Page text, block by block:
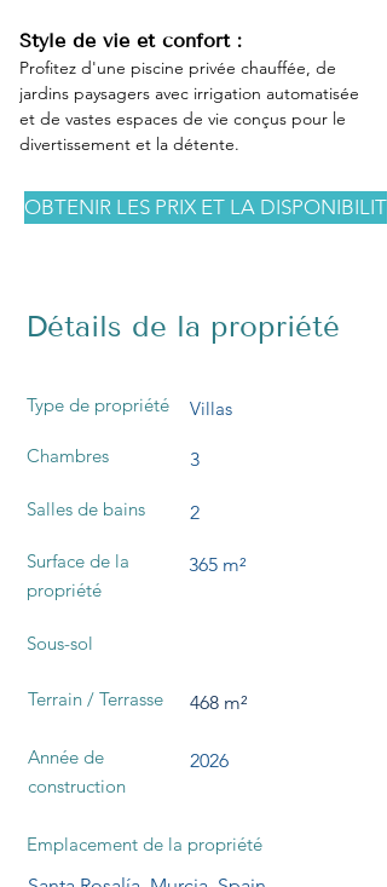
Style de vie et confort :
Profitez d'une piscine privée chauffée, de
jardins paysagers avec irrigation automatisée
et de vastes espaces de vie conçus pour le
divertissement et la détente.
OBTENIR LES PRIX ET LA DISPONIBILITÉ
Détails de la propriété
Type de propriété Villas
Chambres 3
Salles de bains 2
Surface de la
propriété
365 m²
Sous-sol
Terrain / Terrasse 468 m²
Année de
construction
2026
Emplacement de la propriété